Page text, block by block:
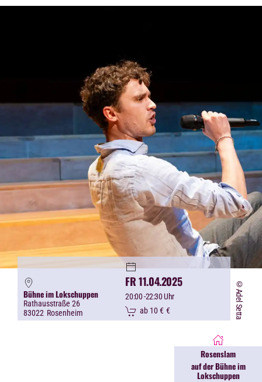
Bühne im Lokschuppen
Rathausstraße 26
83022 Rosenheim
FR 11.04.2025
20:00-22:30 Uhr
ab 10 € € ©Adel Setta
Rosenslam
auf der Bühne im
Lokschuppen